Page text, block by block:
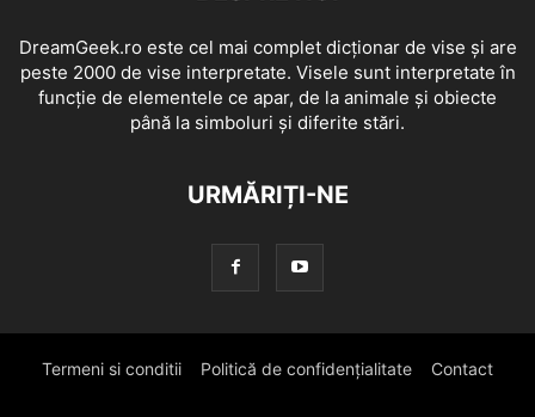
DreamGeek.ro este cel mai complet dicționar de vise și are
peste 2000 de vise interpretate. Visele sunt interpretate în
funcție de elementele ce apar, de la animale și obiecte
până la simboluri și diferite stări.
URMĂRIȚI-NE
Termeni si conditii Politică de confidențialitate Contact